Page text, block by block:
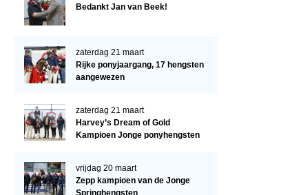
Regio Midden
Regio West
Regio Zuid
Bestuur Regio Zuid
KALENDER
Bedankt Jan van Beek!
zaterdag 21 maart
Rijke ponyjaargang, 17 hengsten
aangewezen
zaterdag 21 maart
Harvey’s Dream of Gold
Kampioen Jonge ponyhengsten
vrijdag 20 maart
Zepp kampioen van de Jonge
Springhengsten